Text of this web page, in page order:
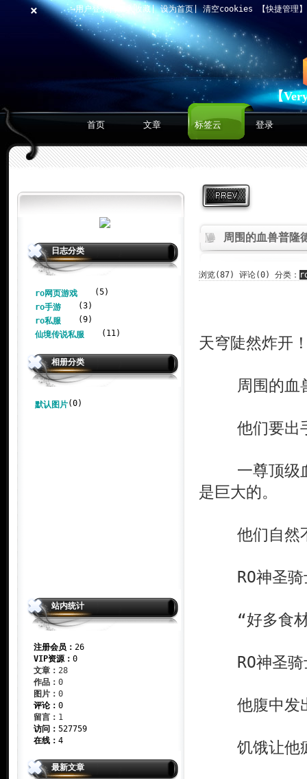
× →用户登录| 加入收藏|设为首页|清空cookies 【快捷管理
首页 文章 标签云 登录
【
日志分类
ro网页游戏
(5)
ro手游
(3)
ro私服
(9)
仙境传说私服
(11)
相册分类
默认图片(0)
站内统计
注册会员： 26
VIP资源： 0
文章： 28
作品： 0
图片： 0
评论： 0
留言： 1
访问： 527759
在线： 4
最新文章
周围的血兽普隆
浏览(87) 评论(0) 分类：
天穹陡然炸开
周围的血兽
他们要出
一尊顶级血
是巨大的。
他们自然不
RO神圣骑
“好多食
RO神圣骑
他腹中发出
饥饿让他